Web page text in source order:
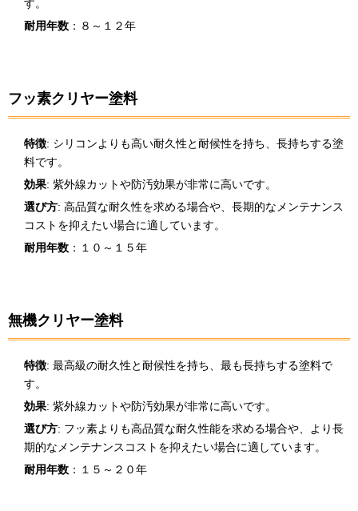
す。
耐用年数 ：８～１２年
フッ素クリヤー塗料
特徴: シリコンよりも高い耐久性と耐候性を持ち、長持ちする塗
料です。
効果: 紫外線カットや防汚効果が非常に高いです。
選び方: 高品質な耐久性を求める場合や、長期的なメンテナンス
コストを抑えたい場合に適しています。
耐用年数 ：１０～１５年
無機クリヤー塗料
特徴: 最高級の耐久性と耐候性を持ち、最も長持ちする塗料で
す。
効果: 紫外線カットや防汚効果が非常に高いです。
選び方: フッ素よりも高品質な耐久性能を求める場合や、より長
期的なメンテナンスコストを抑えたい場合に適しています。
耐用年数 ：１５～２０年